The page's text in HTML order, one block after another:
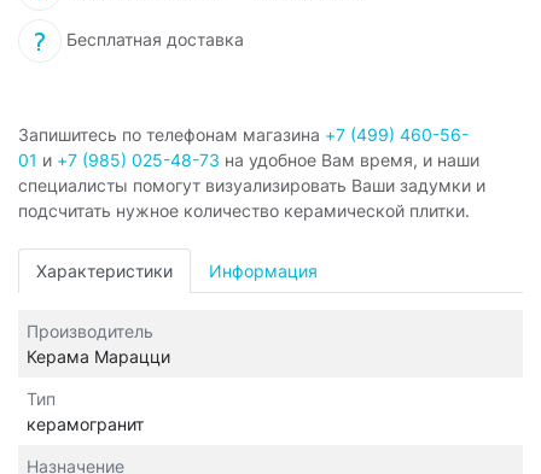
Бесплатная доставка
Запишитесь по телефонам магазина +7 (499) 460-56-
01 и +7 (985) 025-48-73 на удобное Вам время, и наши
специалисты помогут визуализировать Ваши задумки и
подсчитать нужное количество керамической плитки.
Характеристики Информация
Производитель
Керама Марацци
Тип
керамогранит
Назначение